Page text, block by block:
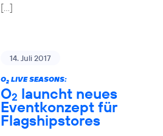
[…]
14. Juli 2017
O2LIVE SEASONS:
O2 launcht neues
Eventkonzept für
Flagshipstores